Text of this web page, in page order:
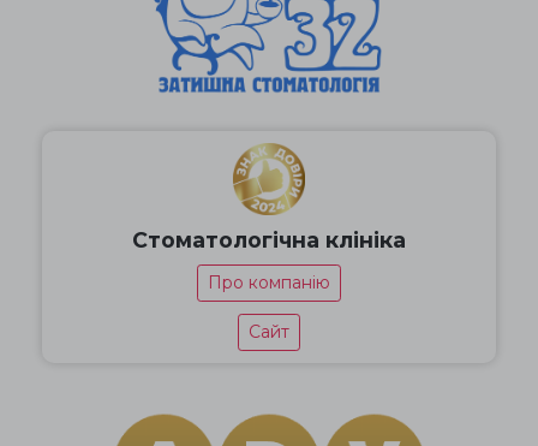
Стоматологічна клініка
Про компанію
Сайт